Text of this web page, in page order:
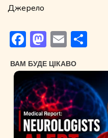
Джерело
Facebook
Mastodon
Email